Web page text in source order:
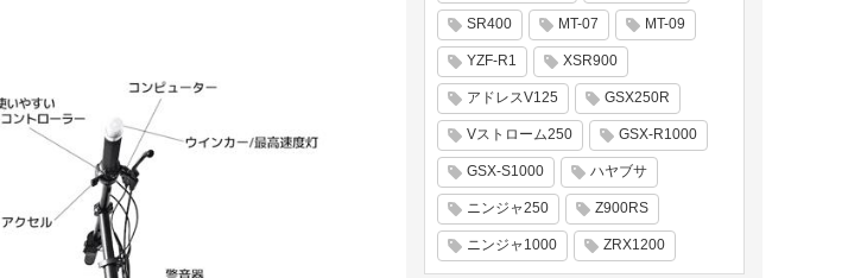
SR400 MT-07 MT-09
YZF-R1 XSR900
アドレスV125 GSX250R
Vストローム250 GSX-R1000
GSX-S1000 ハヤブサ
ニンジャ250 Z900RS
ニンジャ1000 ZRX1200